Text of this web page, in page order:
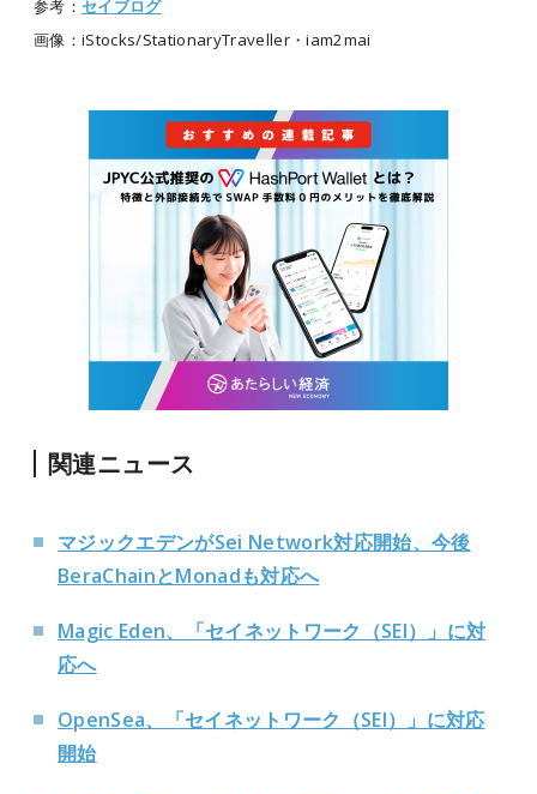
参考： セイブログ
画像：iStocks/StationaryTraveller・iam2mai
関連ニュース
マジックエデンがSei Network対応開始、今後
BeraChainとMonadも対応へ
Magic Eden、「セイネットワーク（SEI）」に対
応へ
OpenSea、「セイネットワーク（SEI）」に対応
開始